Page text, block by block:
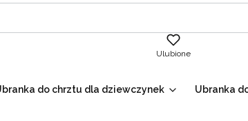
Ulubione
do chrztu dla dziewczynek Ubranka